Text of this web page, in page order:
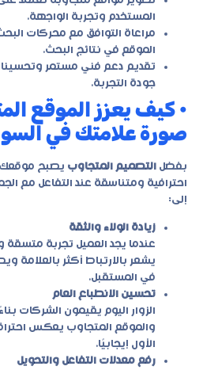
المستخدم وتجربة الواجهة.
الموقع في نتائج البحث.
تقديم دعم فني مستمر
جودة التجربة.
• كيف يعزز الموقع
صورة علامتك في
بفضل التصميم المتجاوب يصبح موقعك
احترافية ومتناسقة عند التفاعل مع
إلى:
زيادة الولاء والثقة
عندما يجد العميل تجربة متسقة
يشعر بالارتباط أكثر بالعلامة
في المستقبل.
تحسين الانطباع العام
الزوار اليوم يقيمون الشركات
والموقع المتجاوب يعكس
الأول إيجابيًا.
رفع معدلات التفاعل والتحويل